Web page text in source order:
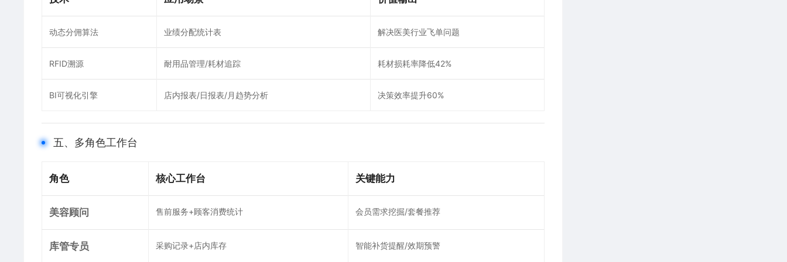
动态分佣算法 业绩分配统计表 解决医美行业飞单问题
RFID溯源 耐用品管理/耗材追踪 耗材损耗率降低42%
BI可视化引擎 店内报表/日报表/月趋势分析 决策效率提升60%
五、多角色工作台
​角色​ ​核心工作台​ ​关键能力​
​美容顾问​ 售前服务+顾客消费统计 会员需求挖掘/套餐推荐
​库管专员​ 采购记录+店内库存 智能补货提醒/效期预警